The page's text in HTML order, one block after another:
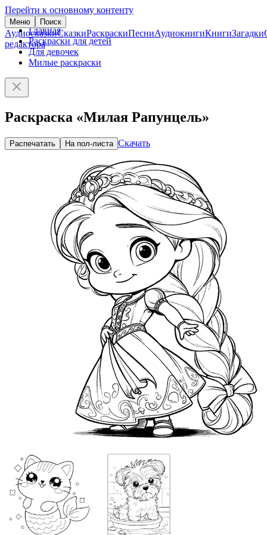
Перейти к основному контенту
Меню Поиск
АудиосказкиСказкиРаскраскиПесниАудиокнигиКнигиЗагадки
редактора
Главная
Раскраски для детей
Для девочек
Милые раскраски
Раскраска «Милая Рапунцель»
Распечатать На пол-листа Скачать